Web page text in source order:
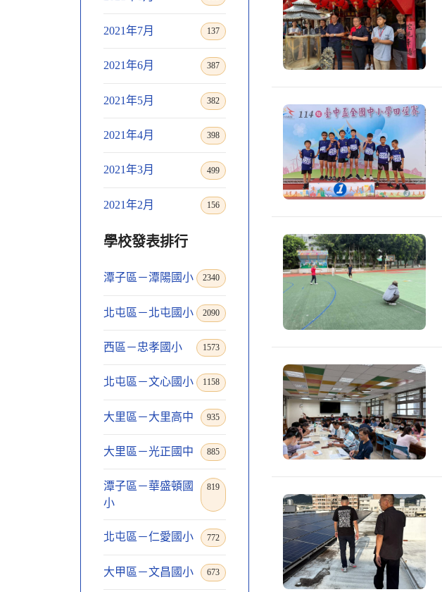
2021年7月 137
2021年6月 387
2021年5月 382
2021年4月 398
2021年3月 499
2021年2月 156
學校發表排行
潭子區－潭陽國小 2340
北屯區－北屯國小 2090
西區－忠孝國小 1573
北屯區－文心國小 1158
大里區－大里高中 935
大里區－光正國中 885
潭子區－華盛頓國
小
819
北屯區－仁愛國小 772
大甲區－文昌國小 673